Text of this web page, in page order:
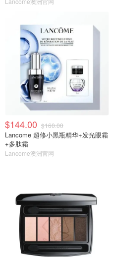
$144.00 $160.00
Lancome 超修小黑瓶精华+发光眼霜
+多肽霜
Lancome澳洲官网